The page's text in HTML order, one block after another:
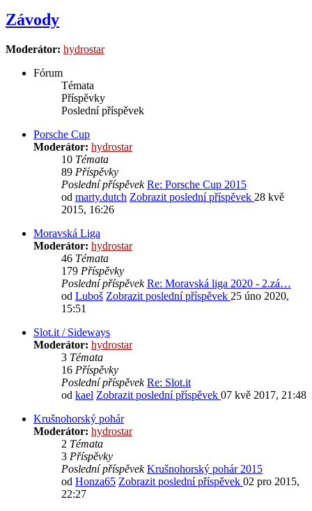
Závody
Moderátor: hydrostar
Fórum
Témata
Příspěvky
Poslední příspěvek
Porsche Cup
Moderátor: hydrostar
10 Témata
89 Příspěvky
Poslední příspěvek Re: Porsche Cup 2015
od marty.dutch Zobrazit poslední příspěvek 28 kvě
2015, 16:26
Moravská Liga
Moderátor: hydrostar
46 Témata
179 Příspěvky
Poslední příspěvek Re: Moravská liga 2020 - 2.zá…
od Luboš Zobrazit poslední příspěvek 25 úno 2020,
15:51
Slot.it / Sideways
Moderátor: hydrostar
3 Témata
16 Příspěvky
Poslední příspěvek Re: Slot.it
od kael Zobrazit poslední příspěvek 07 kvě 2017, 21:48
Krušnohorský pohár
Moderátor: hydrostar
2 Témata
3 Příspěvky
Poslední příspěvek Krušnohorský pohár 2015
od Honza65 Zobrazit poslední příspěvek 02 pro 2015,
22:27